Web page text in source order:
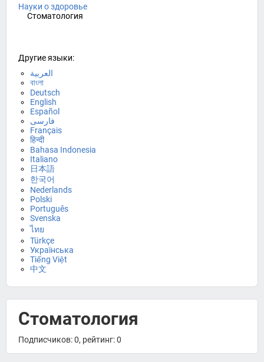
Науки о здоровье
Стоматология
Другие языки:
العربية
বাংলা
Deutsch
English
Español
فارسی
Français
हिन्दी
Bahasa Indonesia
Italiano
日本語
한국어
Nederlands
Polski
Português
Svenska
ไทย
Türkçe
Українська
Tiếng Việt
中文
Стоматология
Подписчиков: 0, рейтинг: 0